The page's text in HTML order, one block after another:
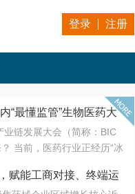
登录 注册
“最懂监管”生物医药大
链发展大会（简称：BIC
当前，医药行业正经历“冰
“最后一公里”的支付与入院
赋能工商对接、终端运